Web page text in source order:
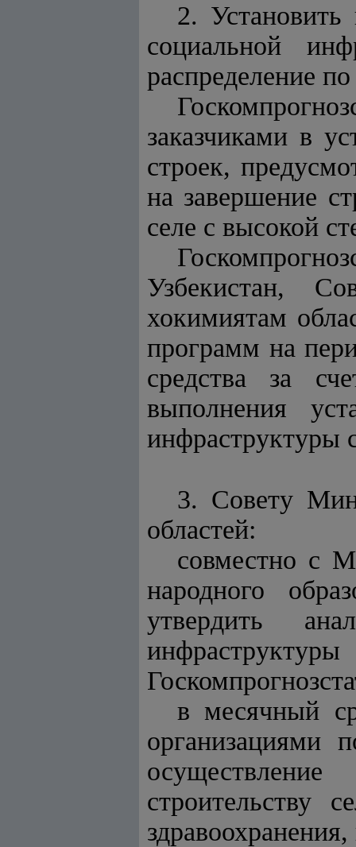
2.
социальной
распределение
заказчиками в
строек,
на завершение
селе с высокой
Узбекистан,
хокимиятам
программ на
средства за
выполнения
инфраструктуры
3. Совету
областей:
совместно с
народного
утвердить
в месячный
организациями
строительству